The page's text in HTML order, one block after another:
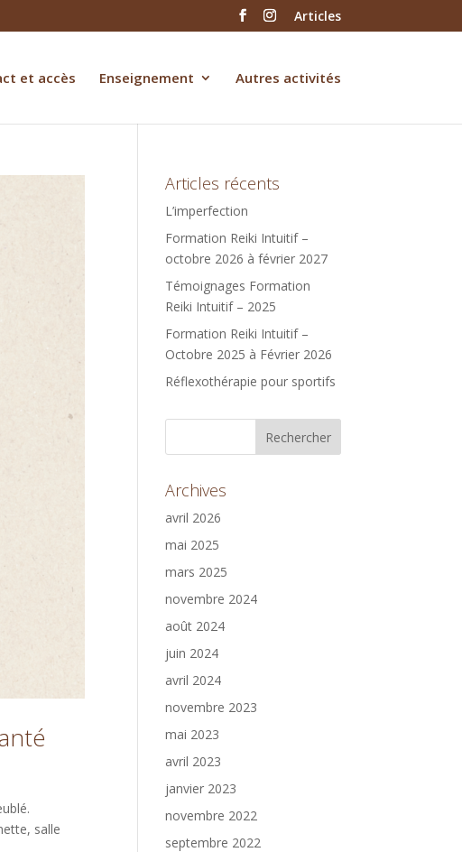
Articles
et accès Enseignement Autres activités
salle
Articles récents
L’imperfection
Formation Reiki Intuitif –
octobre 2026 à février 2027
Témoignages Formation
Reiki Intuitif – 2025
Formation Reiki Intuitif –
Octobre 2025 à Février 2026
Réflexothérapie pour sportifs
Archives
avril 2026
mai 2025
mars 2025
novembre 2024
août 2024
juin 2024
avril 2024
novembre 2023
mai 2023
avril 2023
janvier 2023
novembre 2022
septembre 2022